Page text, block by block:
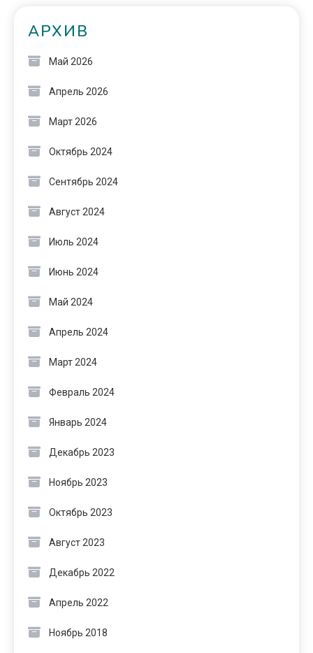
АРХИВ
Май 2026
Апрель 2026
Март 2026
Октябрь 2024
Сентябрь 2024
Август 2024
Июль 2024
Июнь 2024
Май 2024
Апрель 2024
Март 2024
Февраль 2024
Январь 2024
Декабрь 2023
Ноябрь 2023
Октябрь 2023
Август 2023
Декабрь 2022
Апрель 2022
Ноябрь 2018